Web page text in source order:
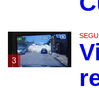
3